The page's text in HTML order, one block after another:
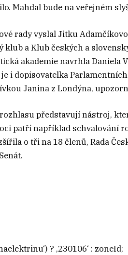
Mahdal bude na veřejném
rady vyslal Jitku
klub a Klub českých a
akademie navrhla Daniela
i dopisovatelka
Janina z Londýna,
představují nástroj,
patří například schvalování
o tři na 18 členů, Rada
? ‚230106‘ : zoneId;